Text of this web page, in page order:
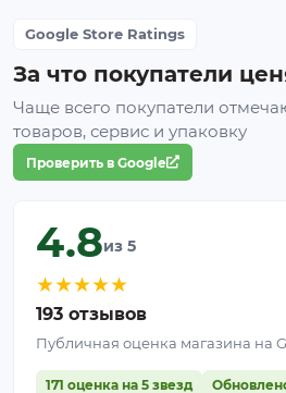
Google Store Ratings
За что покупатели
Чаще всего покупатели
товаров, сервис и упаковку
Проверить в Google
4.8из 5
★★★★★
193 отзывов
Публичная оценка магазина на
171 оценка на 5 звезд